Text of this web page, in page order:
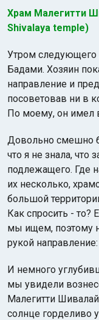
Храм Малегитти
Shivalaya temple)
Утром следующего
Бадами. Хозяин
направление и
посоветовав ни в
По моему, он имел
Довольно смешно
что я не знала, что
подлежащего. Где
их несколько,
большой
Как спросить -
мы ищем, поэтому
рукой
И немного
мы увидели
Малегитти
солнце горделиво